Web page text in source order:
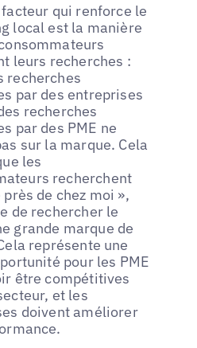
qui renforce le
local est la manière
leurs recherches :
recherches
par des entreprises
recherches
par des PME ne
sur la marque. Cela
les
recherchent
près de chez moi »,
de rechercher le
grande marque de
représente une
pour les PME
être compétitives
et les
doivent améliorer